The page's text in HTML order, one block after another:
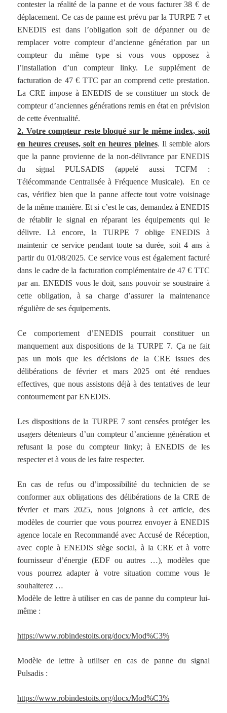
contester la réalité de la panne et de vous facturer 38 € de
déplacement. Ce cas de panne est prévu par la TURPE 7 et
ENEDIS est dans l’obligation soit de dépanner ou de
remplacer votre compteur d’ancienne génération par un
compteur du même type si vous vous opposez à
l’installation d’un compteur linky. Le supplément de
facturation de 47 € TTC par an comprend cette prestation.
La CRE impose à ENEDIS de se constituer un stock de
compteur d’anciennes générations remis en état en prévision
de cette éventualité.
2. Votre compteur reste bloqué sur le même index, soit
en heures creuses, soit en heures pleines. Il semble alors
que la panne provienne de la non-délivrance par ENEDIS
du signal PULSADIS (appelé aussi TCFM :
Télécommande Centralisée à Fréquence Musicale). En ce
cas, vérifiez bien que la panne affecte tout votre voisinage
de la même manière. Et si c’est le cas, demandez à ENEDIS
de rétablir le signal en réparant les équipements qui le
délivre. Là encore, la TURPE 7 oblige ENEDIS à
maintenir ce service pendant toute sa durée, soit 4 ans à
partir du 01/08/2025. Ce service vous est également facturé
dans le cadre de la facturation complémentaire de 47 € TTC
par an. ENEDIS vous le doit, sans pouvoir se soustraire à
cette obligation, à sa charge d’assurer la maintenance
régulière de ses équipements.
Ce comportement d’ENEDIS pourrait constituer un
manquement aux dispositions de la TURPE 7. Ça ne fait
pas un mois que les décisions de la CRE issues des
délibérations de février et mars 2025 ont été rendues
effectives, que nous assistons déjà à des tentatives de leur
contournement par ENEDIS.
Les dispositions de la TURPE 7 sont censées protéger les
usagers détenteurs d’un compteur d’ancienne génération et
refusant la pose du compteur linky; à ENEDIS de les
respecter et à vous de les faire respecter.
En cas de refus ou d’impossibilité du technicien de se
conformer aux obligations des délibérations de la CRE de
février et mars 2025, nous joignons à cet article, des
modèles de courrier que vous pourrez envoyer à ENEDIS
agence locale en Recommandé avec Accusé de Réception,
avec copie à ENEDIS siège social, à la CRE et à votre
fournisseur d’énergie (EDF ou autres …), modèles que
vous pourrez adapter à votre situation comme vous le
souhaiterez …
Modèle de lettre à utiliser en cas de panne du compteur lui-
même :
https://www.robindestoits.org/docx/Mod%C3%
Modèle de lettre à utiliser en cas de panne du signal
Pulsadis :
https://www.robindestoits.org/docx/Mod%C3%